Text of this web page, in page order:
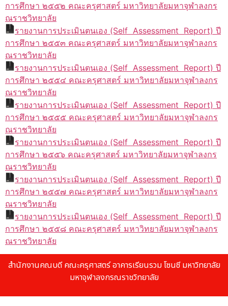
การศึกษา ๒๕๕๒ คณะครุศาสตร์ มหาวิทยาลัยมหาจุฬาลงกร
ณราชวิทยาลัย
รายงานการประเมินตนเอง (Self Assessment Report) ปี
การศึกษา ๒๕๕๓ คณะครุศาสตร์ มหาวิทยาลัยมหาจุฬาลงกร
ณราชวิทยาลัย
รายงานการประเมินตนเอง (Self Assessment Report) ปี
การศึกษา ๒๕๕๔ คณะครุศาสตร์ มหาวิทยาลัยมหาจุฬาลงกร
ณราชวิทยาลัย
รายงานการประเมินตนเอง (Self Assessment Report) ปี
การศึกษา ๒๕๕๕ คณะครุศาสตร์ มหาวิทยาลัยมหาจุฬาลงกร
ณราชวิทยาลัย
รายงานการประเมินตนเอง (Self Assessment Report) ปี
การศึกษา ๒๕๕๖ คณะครุศาสตร์ มหาวิทยาลัยมหาจุฬาลงกร
ณราชวิทยาลัย
รายงานการประเมินตนเอง (Self Assessment Report) ปี
การศึกษา ๒๕๕๗ คณะครุศาสตร์ มหาวิทยาลัยมหาจุฬาลงกร
ณราชวิทยาลัย
รายงานการประเมินตนเอง (Self Assessment Report) ปี
การศึกษา ๒๕๕๘ คณะครุศาสตร์ มหาวิทยาลัยมหาจุฬาลงกร
ณราชวิทยาลัย
สำนักงานคณบดี คณะครุศาสตร์ อาคารเรียนรวม โซนซี มหาวิทยาลัย
มหาจุฬาลงกรณราชวิทยาลัย